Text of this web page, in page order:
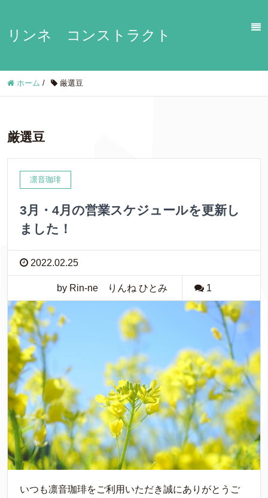
リンネ コンストラクト
ホーム / 厳選豆
厳選豆
凛音珈琲
3月・4月の営業スケジュールを更新し
ました！
2022.02.25
by Rin-ne りんね ひとみ 1
いつも凛音珈琲をご利用いただき誠にありがとうご